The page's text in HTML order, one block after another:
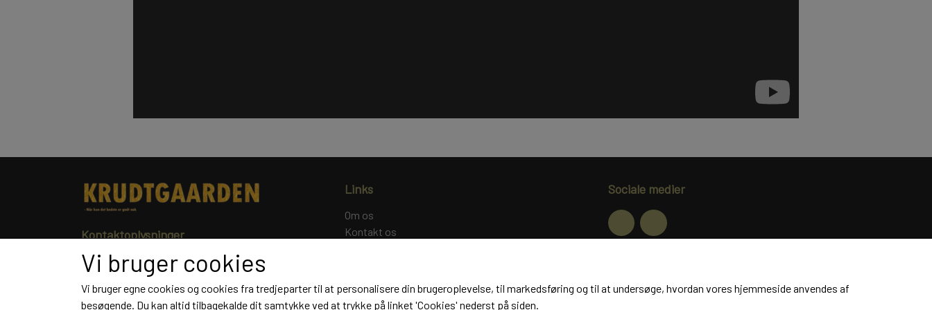
Kontaktoplysninger
Barny Kjærsgaard
Hovedvejen 131
5500 Middelfart
Links
Om os
Kontakt os
Sociale medier
Tilmeld
Vi bruger cookies
Vi bruger egne cookies og cookies fra tredjeparter til at personalisere din brugeroplevelse, til markedsføring og til at undersøge, hvordan vores hjemmeside anvendes af
besøgende. Du kan altid tilbagekalde dit samtykke ved at trykke på linket 'Cookies' nederst på siden.